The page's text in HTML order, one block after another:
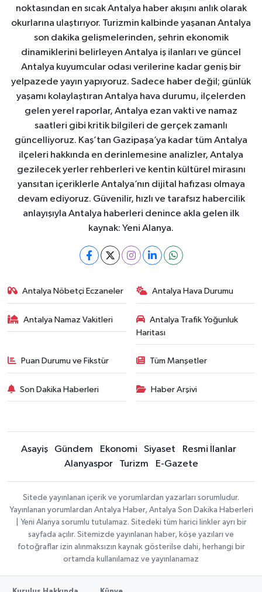
noktasından en sıcak Antalya haber akışını anlık olarak
okurlarına ulaştırıyor. Turizmin kalbinde yaşanan Antalya
son dakika gelişmelerinden, şehrin ekonomik
dinamiklerini belirleyen Antalya iş ilanları ve güncel
Antalya kuyumcular odası verilerine kadar geniş bir
yelpazede yayın yapıyoruz. Sadece haber değil; günlük
yaşamı kolaylaştıran Antalya hava durumu, ilçelerden
gelen yerel raporlar, Antalya ezan vakti ve namaz
saatleri gibi kritik bilgileri de gerçek zamanlı
güncelliyoruz. Kaş’tan Gazipaşa’ya kadar tüm Antalya
ilçeleri hakkında en derinlemesine analizler, Antalya
gezilecek yerler rehberleri ve kentin kültürel mirasını
yansıtan içeriklerle Antalya’nın dijital hafızası olmaya
devam ediyoruz. Güvenilir, hızlı ve tarafsız habercilik
anlayışıyla Antalya haberleri denince akla gelen ilk
kaynak: Yeni Alanya.
Antalya Nöbetçi Eczaneler Antalya Hava Durumu
Antalya Namaz Vakitleri
Antalya Trafik Yoğunluk
Haritası
Puan Durumu ve Fikstür Tüm Manşetler
Son Dakika Haberleri Haber Arşivi
Asayiş Gündem Ekonomi Siyaset
Resmi İlanlar
Alanyaspor
Turizm E-Gazete
Sitede yayınlanan içerik ve yorumlardan yazarları sorumludur.
Yayınlanan yorumlardan Antalya Haber, Antalya Son Dakika Haberleri
| Yeni Alanya sorumlu tutulamaz. Sitedeki tüm harici linkler ayrı bir
sayfada açılır. Sitemizde yayınlanan haber, köşe yazıları ve
fotoğraflar izin alınmaksızın kaynak gösterilse dahi, herhangi bir
ortamda kullanılamaz ve yayınlanamaz